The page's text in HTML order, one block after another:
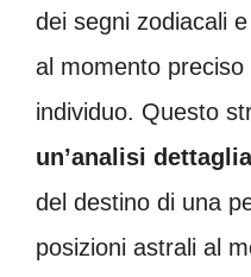
dei segni zodiacali
al momento
individuo. Questo
un’analisi
del destino di una
posizioni astrali al